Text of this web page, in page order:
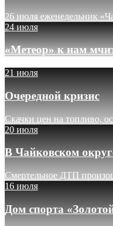
26 июля еженедельник
24 июля
«Метеор» к нам
21 июля
Очередной кризис
Скачки цен на топливо,
20 июля
В Чайковском
Смертельное ДТП
16 июля
Дом спорта